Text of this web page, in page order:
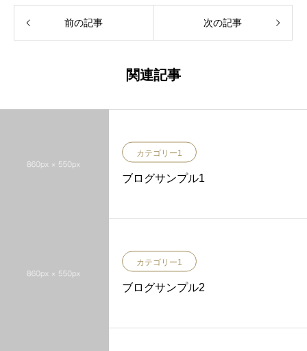
前の記事 次の記事
関連記事
カテゴリー1
ブログサンプル1
カテゴリー1
ブログサンプル2